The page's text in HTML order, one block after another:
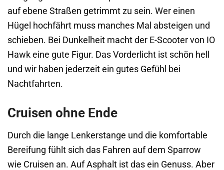
auf ebene Straßen getrimmt zu sein. Wer einen
Hügel hochfährt muss manches Mal absteigen und
schieben. Bei Dunkelheit macht der E-Scooter von IO
Hawk eine gute Figur. Das Vorderlicht ist schön hell
und wir haben jederzeit ein gutes Gefühl bei
Nachtfahrten.
Cruisen ohne Ende
Durch die lange Lenkerstange und die komfortable
Bereifung fühlt sich das Fahren auf dem Sparrow
wie Cruisen an. Auf Asphalt ist das ein Genuss. Aber